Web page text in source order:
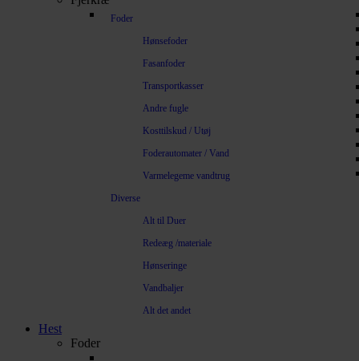
Foder
Hønsefoder
Fasanfoder
Transportkasser
Andre fugle
Kosttilskud / Utøj
Foderautomater / Vand
Varmelegeme vandtrug
Diverse
Alt til Duer
Redeæg /materiale
Hønseringe
Vandbaljer
Alt det andet
Hest
Foder